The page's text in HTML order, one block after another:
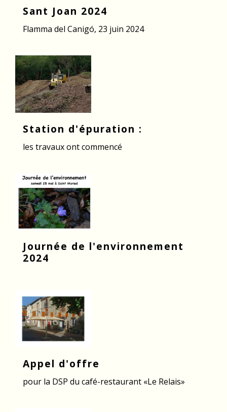
Sant Joan 2024
Flamma del Canigó, 23 juin 2024
Station d'épuration :
les travaux ont commencé
Journée de l'environnement
2024
Appel d'offre
pour la DSP du café-restaurant «Le Relais»